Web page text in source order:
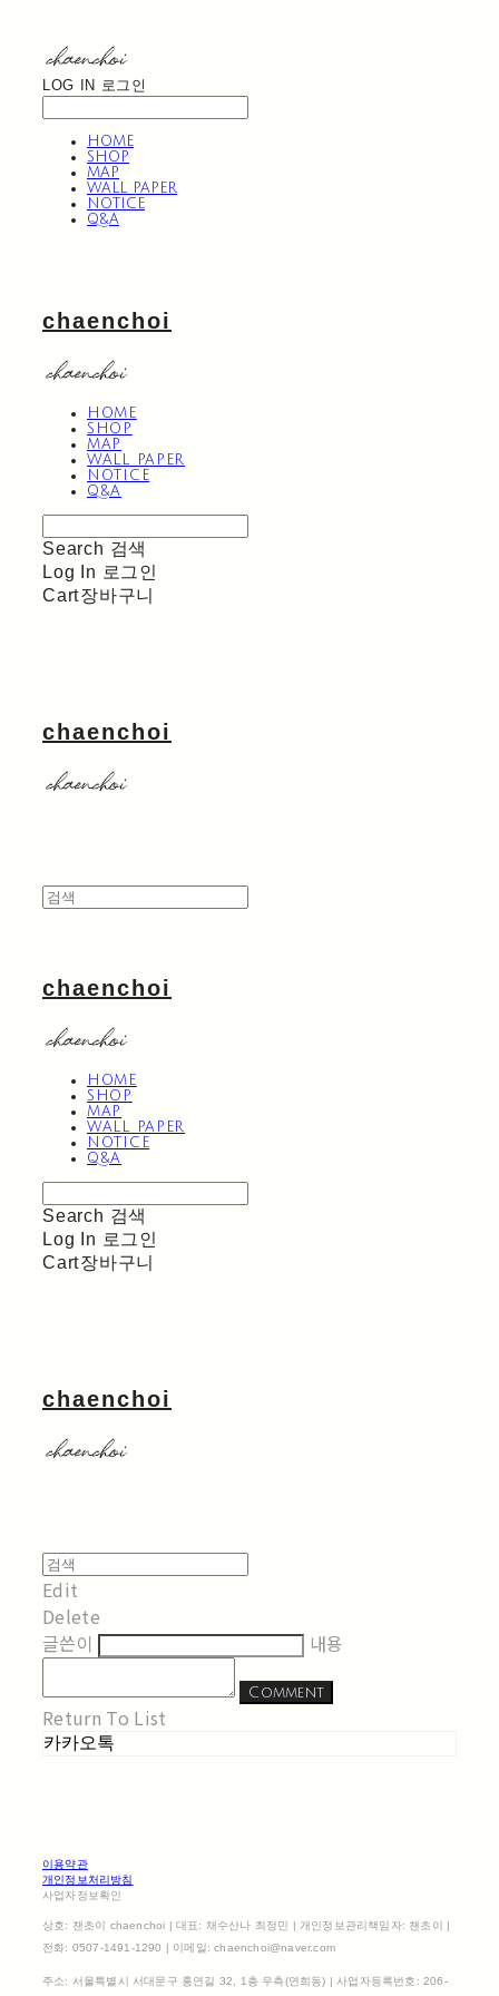
LOG IN 로그인
HOME
SHOP
MAP
WALL PAPER
NOTICE
Q&A
chaenchoi
HOME
SHOP
MAP
WALL PAPER
NOTICE
Q&A
Search 검색
Log In 로그인
Cart장바구니
chaenchoi
chaenchoi
HOME
SHOP
MAP
WALL PAPER
NOTICE
Q&A
Search 검색
Log In 로그인
Cart장바구니
chaenchoi
Edit
Delete
글쓴이
내용
Comment
Return To List
카카오톡
이용약관
개인정보처리방침
사업자정보확인
상호: 챈초이 chaenchoi | 대표: 채수산나 최정민 | 개인정보관리책임자: 챈초이 |
전화: 0507-1491-1290 | 이메일: chaenchoi@naver.com
주소: 서울특별시 서대문구 홍연길 32, 1층 우측(연희동) | 사업자등록번호: 206-